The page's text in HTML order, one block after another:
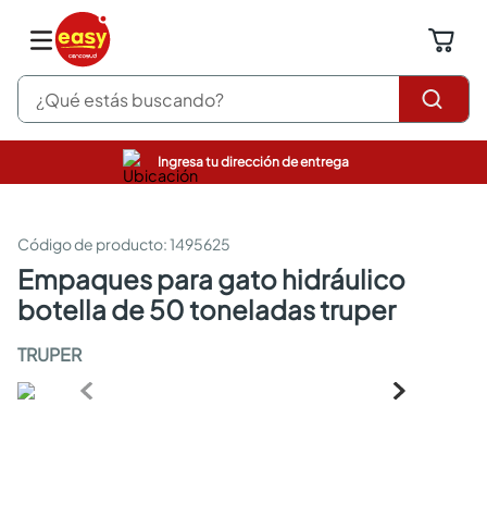
¿Qué estás buscando?
Ingresa tu dirección de entrega
:1495625
empaques para gato hidráulico
botella de 50 toneladas truper
TRUPER
pinturas
sanitarios
comedor
escritorio
armarios closet
comedores